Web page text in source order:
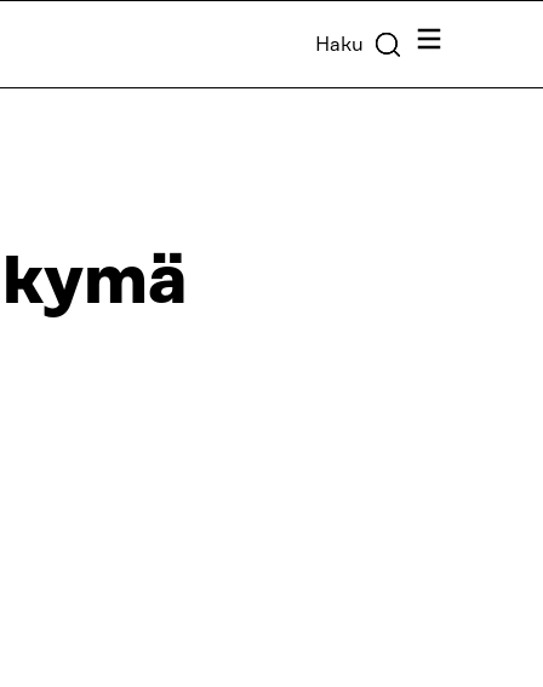
Haku Valikko